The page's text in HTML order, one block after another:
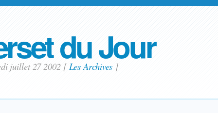
du Jour
juillet 27 2002 [ Les Archives ]